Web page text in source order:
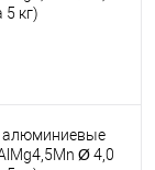
кг)
алюминиевые
Ø 4,0